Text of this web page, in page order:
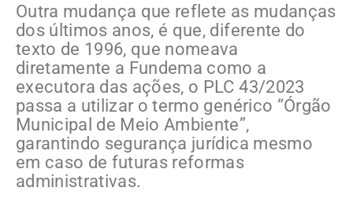
Outra mudança que reflete as mudanças
dos últimos anos, é que, diferente do
texto de 1996, que nomeava
diretamente a Fundema como a
executora das ações, o PLC 43/2023
passa a utilizar o termo genérico “Órgão
Municipal de Meio Ambiente”,
garantindo segurança jurídica mesmo
em caso de futuras reformas
administrativas.